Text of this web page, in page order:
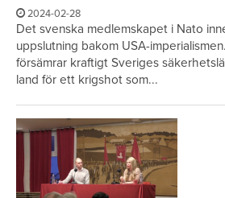
2024-02-28
Det svenska medlemskapet i Nato
uppslutning bakom USA-
försämrar kraftigt Sveriges
land för ett krigshot som...